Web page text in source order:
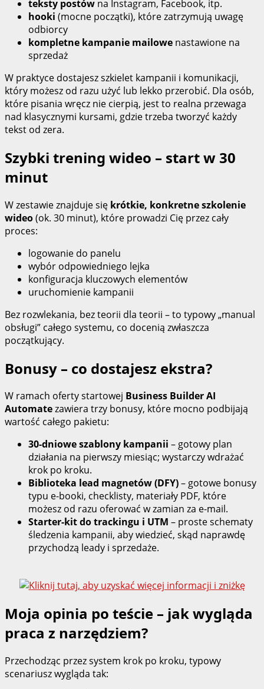
teksty postów na Instagram, Facebook, itp.
hooki (mocne początki), które zatrzymują uwagę
odbiorcy
kompletne kampanie mailowe nastawione na
sprzedaż
W praktyce dostajesz szkielet kampanii i komunikacji,
który możesz od razu użyć lub lekko przerobić. Dla osób,
które pisania wręcz nie cierpią, jest to realna przewaga
nad klasycznymi kursami, gdzie trzeba tworzyć każdy
tekst od zera.
Szybki trening wideo – start w 30
minut
W zestawie znajduje się krótkie, konkretne szkolenie
wideo(ok. 30 minut), które prowadzi Cię przez cały
proces:
logowanie do panelu
wybór odpowiedniego lejka
konfiguracja kluczowych elementów
uruchomienie kampanii
Bez rozwlekania, bez teorii dla teorii – to typowy „manual
obsługi” całego systemu, co docenią zwłaszcza
początkujący.
Bonusy – co dostajesz ekstra?
W ramach oferty startowej Business Builder AI
Automatezawiera trzy bonusy, które mocno podbijają
wartość całego pakietu:
30‑dniowe szablony kampanii – gotowy plan
działania na pierwszy miesiąc; wystarczy wdrażać
krok po kroku.
Biblioteka lead magnetów (DFY)– gotowe bonusy
typu e‑booki, checklisty, materiały PDF, które
możesz od razu oferować w zamian za e‑mail.
Starter‑kit do trackingu i UTM – proste schematy
śledzenia kampanii, aby wiedzieć, skąd naprawdę
przychodzą leady i sprzedaże.
Moja opinia po teście – jak wygląda
praca z narzędziem?
Przechodząc przez system krok po kroku, typowy
scenariusz wygląda tak: